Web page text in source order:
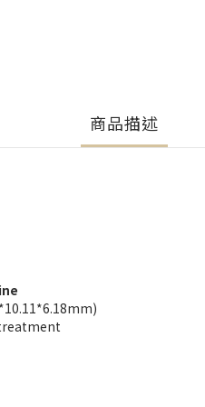
商品描述